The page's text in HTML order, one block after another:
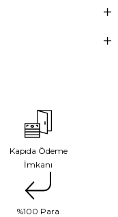
Kapıda Ödeme
İmkanı
%100 Para